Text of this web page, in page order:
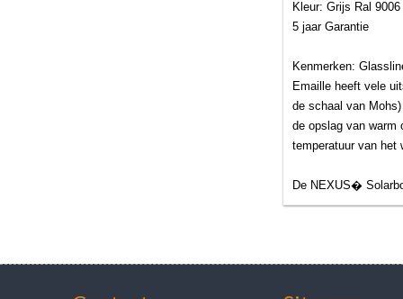
Kleur: Grijs Ral 9006
5 jaar Garantie
Kenmerken:
Emaille heeft vele
de schaal van
de opslag van warm
temperatuur van het
De NEXUS�